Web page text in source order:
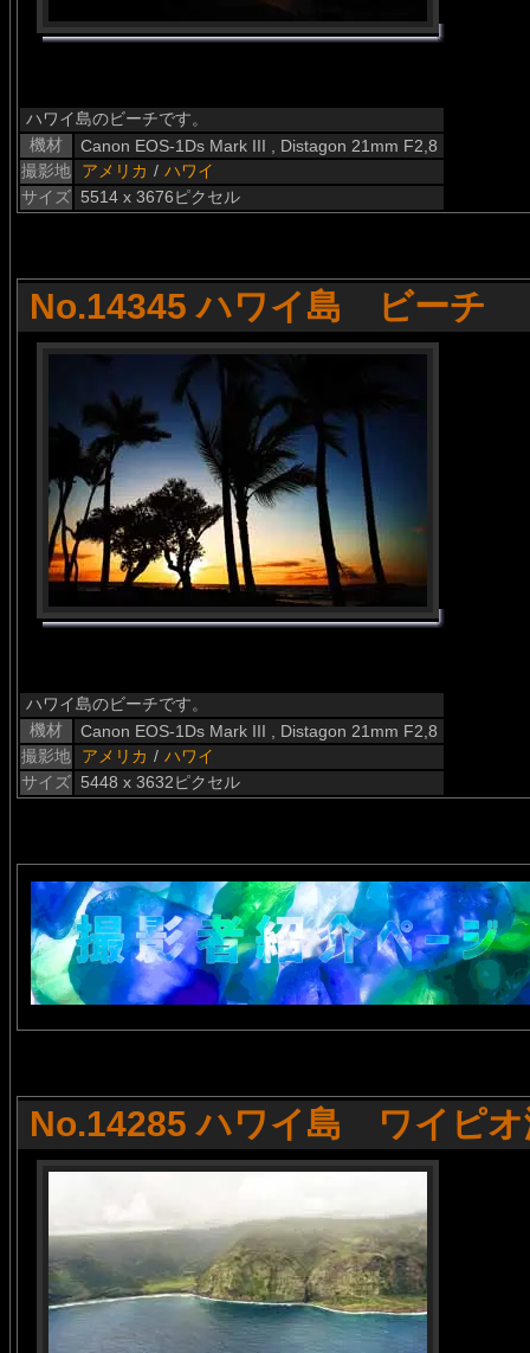
ハワイ島のビーチです。
機材
Canon EOS-1Ds Mark III , Distagon 21mm F2,8
撮影地
アメリカ / ハワイ
サイズ 5514 x 3676ピクセル
No.14345 ハワイ島 ビーチ
ハワイ島のビーチです。
機材
Canon EOS-1Ds Mark III , Distagon 21mm F2,8
撮影地
アメリカ / ハワイ
サイズ 5448 x 3632ピクセル
No.14285 ハワイ島 ワイピオ